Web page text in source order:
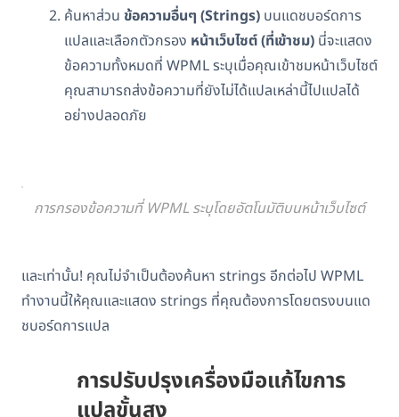
ค้นหาส่วน ข้อความอื่นๆ (Strings) บนแดชบอร์ดการ
แปลและเลือกตัวกรอง หน้าเว็บไซต์ (ที่เข้าชม) นี่จะแสดง
ข้อความทั้งหมดที่ WPML ระบุเมื่อคุณเข้าชมหน้าเว็บไซต์
คุณสามารถส่งข้อความที่ยังไม่ได้แปลเหล่านี้ไปแปลได้
อย่างปลอดภัย
การกรองข้อความที่ WPML ระบุโดยอัตโนมัติบนหน้าเว็บไซต์
และเท่านั้น! คุณไม่จำเป็นต้องค้นหา strings อีกต่อไป WPML
ทำงานนี้ให้คุณและแสดง strings ที่คุณต้องการโดยตรงบนแด
ชบอร์ดการแปล
การปรับปรุงเครื่องมือแก้ไขการ
แปลขั้นสูง